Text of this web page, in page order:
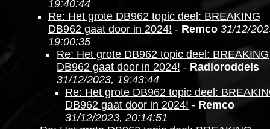
19:40:44
Re: Het grote DB962 topic deel: BREAKING
DB962 gaat door in 2024! - Remco 31/12/
19:00:35
Re: Het grote DB962 topic deel: BREAKING
DB962 gaat door in 2024! - Radioroddels
31/12/2023, 19:43:44
Re: Het grote DB962 topic deel:
DB962 gaat door in 2024! - Remco
31/12/2023, 20:14:51